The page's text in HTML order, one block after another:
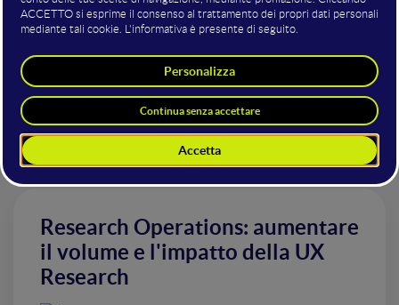
aspettative delle persone.
Altri interventi nella sala UX e
Web Design
Research Operations: aumentare
il volume e l'impatto della UX
Research